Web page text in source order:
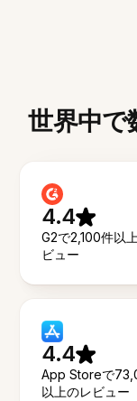
世界中で
4.4
G2で2,100件以
ビュー
4.4
App Storeで
以上のレビュー